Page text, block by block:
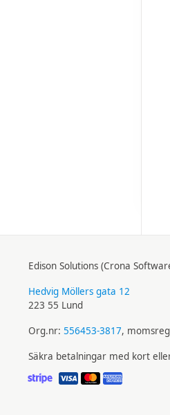
Edison Solutions (Crona
Hedvig Möllers gata 12
223 55 Lund
Org.nr: 556453-3817,
Säkra betalningar med kort